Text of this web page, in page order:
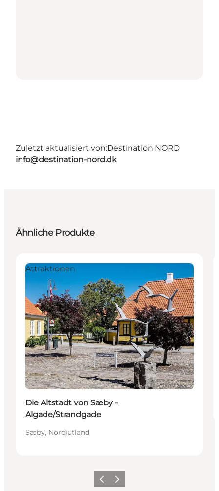
Zuletzt aktualisiert von:Destination NORD
info@destination-nord.dk
Ähnliche Produkte
Attraktionen
Die Altstadt von Sæby -
Algade/Strandgade
Sæby, Nordjütland
ZurückWeiter